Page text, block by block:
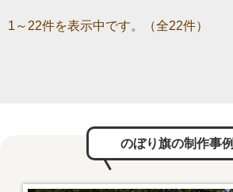
1～22件を表示中です。（全22件）
のぼり旗の制作事例